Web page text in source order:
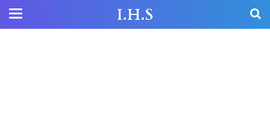
I.H.S